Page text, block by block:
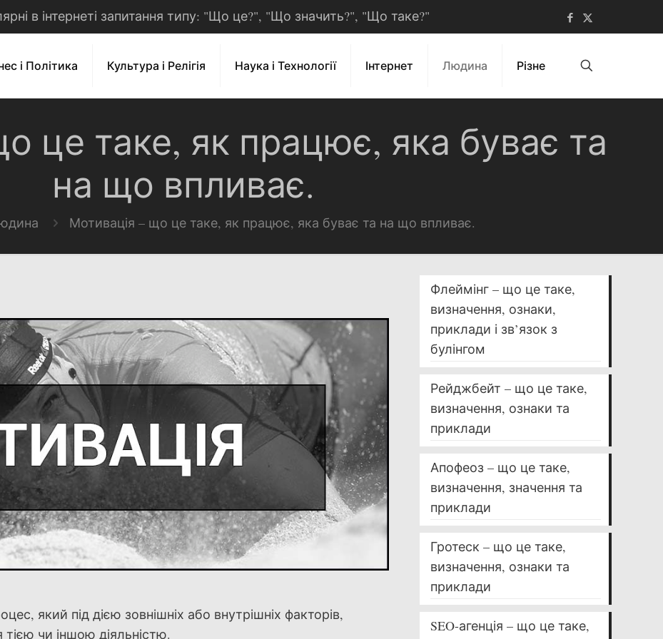
в інтернеті запитання типу: "Що це?", "Що значить?", "Що таке?"
і Політика Культура і Релігія Наука і Технології Інтернет Людина Різне
це таке, як працює, яка буває та
на що впливає.
Мотивація – що це таке, як працює, яка буває та на що впливає.
який під дією зовнішніх або внутрішніх факторів,
чи іншою діяльністю.
Флеймінг – що це таке,
визначення, ознаки,
приклади і зв’язок з
булінгом
Рейджбейт – що це таке,
визначення, ознаки та
приклади
Апофеоз – що це таке,
визначення, значення та
приклади
Гротеск – що це таке,
визначення, ознаки та
приклади
SEO-агенція – що це таке,